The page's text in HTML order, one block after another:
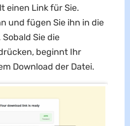
einen Link für Sie.
und fügen Sie ihn in die
Sie die
beginnt Ihr
Download der Datei.